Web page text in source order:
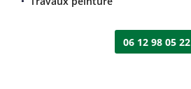
06 12 98 05 22